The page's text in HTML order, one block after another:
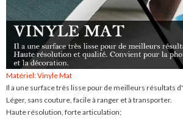
Matériel: Vinyle Mat
Il a une surface très lisse pour de meilleurs résultats
Léger, sans couture, facile à ranger et à transporter.
Haute résolution, forte articulation;